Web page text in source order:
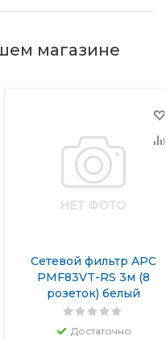
магазине
Сетевой фильтр APC
PMF83VT-RS 3м (8
розеток) белый
Достаточно